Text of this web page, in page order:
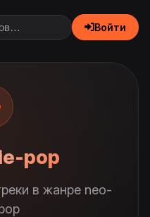
Войти
pop
в жанре neo-